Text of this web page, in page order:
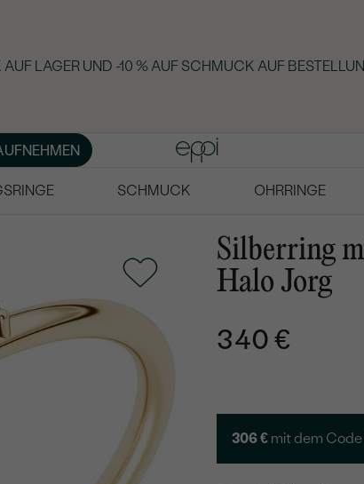
LAGER UND -10 % AUF SCHMUCK AUF
SCHMUCK OHRRINGE
Silberring
Halo Jorg
340 €
306 € mit dem